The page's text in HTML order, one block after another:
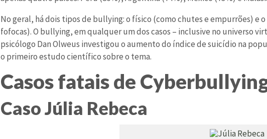
No geral, há dois tipos de bullying: o físico (como chutes e empurrões) e
fofocas). O bullying, em qualquer um dos casos – inclusive no universo
psicólogo Dan Olweus investigou o aumento do índice de suicídio na
o primeiro estudo científico sobre o tema.
Casos fatais de
Caso Júlia Rebeca